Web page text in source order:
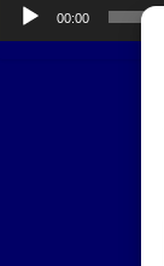
00:00